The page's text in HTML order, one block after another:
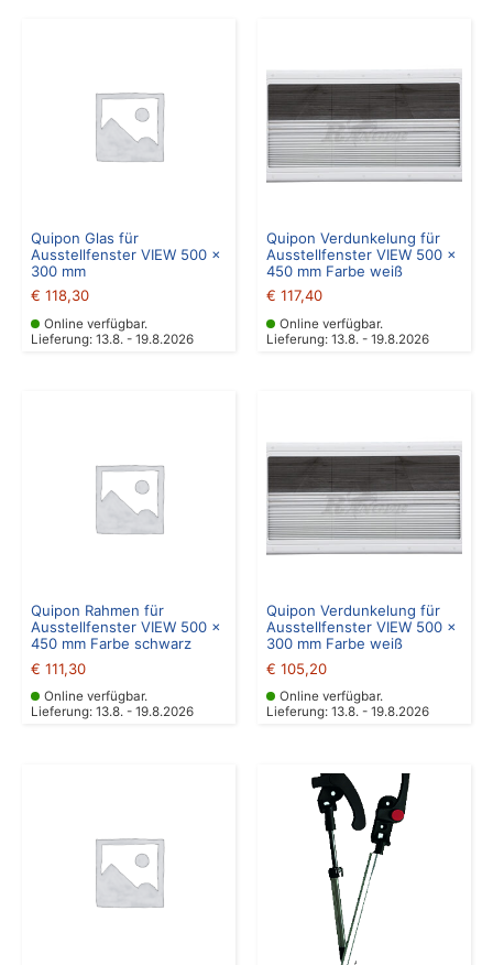
Quipon Glas für
Ausstellfenster VIEW 500 x
300 mm
€ 118,30
Online verfügbar.
Lieferung: 13.8. - 19.8.2026
Quipon Verdunkelung für
Ausstellfenster VIEW 500 x
450 mm Farbe weiß
€ 117,40
Online verfügbar.
Lieferung: 13.8. - 19.8.2026
Quipon Rahmen für
Ausstellfenster VIEW 500 x
450 mm Farbe schwarz
€ 111,30
Online verfügbar.
Lieferung: 13.8. - 19.8.2026
Quipon Verdunkelung für
Ausstellfenster VIEW 500 x
300 mm Farbe weiß
€ 105,20
Online verfügbar.
Lieferung: 13.8. - 19.8.2026